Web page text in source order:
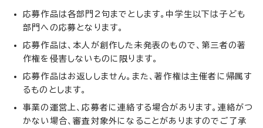
応募作品は各部門2句までとします。中学生以下は子ども
部門への応募となります。
応募作品は、本人が創作した未発表のもので、第三者の著
作権を侵害しないものに限ります。
応募作品はお返ししません。また、著作権は主催者に帰属す
るものとします。
事業の運営上、応募者に連絡する場合があります。連絡がつ
かない場合、審査対象外になることがありますのでご了承